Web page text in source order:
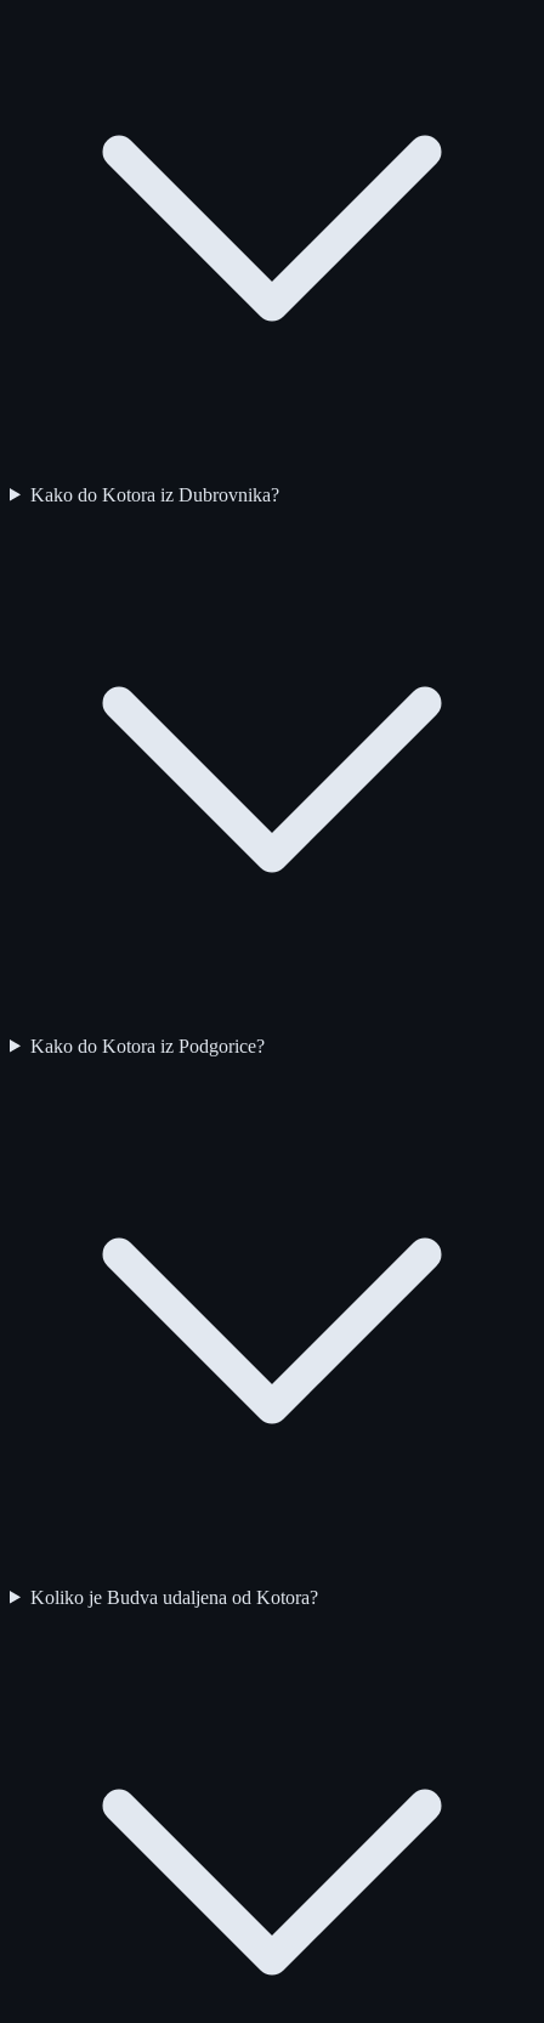
Kako do Kotora iz Dubrovnika?
Kako do Kotora iz Podgorice?
Koliko je Budva udaljena od Kotora?